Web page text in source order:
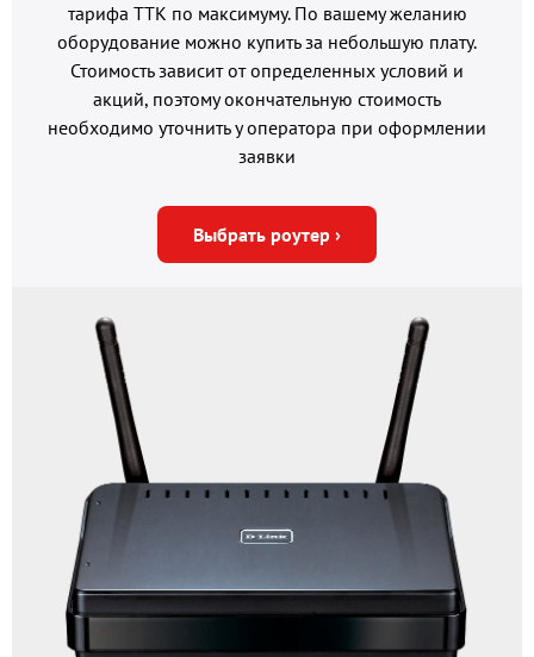
тарифа ТТК по максимуму. По вашему желанию
оборудование можно купить за небольшую плату.
Стоимость зависит от определенных условий и
акций, поэтому окончательную стоимость
необходимо уточнить у оператора при оформлении
заявки
Выбрать роутер ›